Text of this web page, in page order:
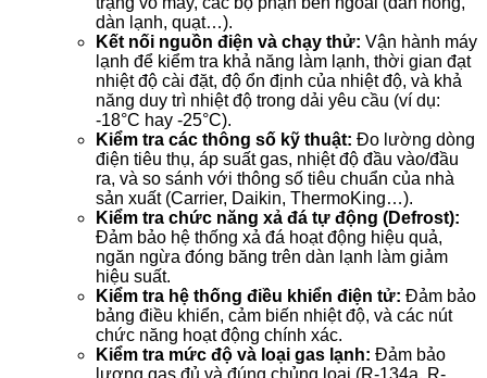
dàn lạnh, quạt…).
Kết nối nguồn điện và chạy thử: Vận hành máy
lạnh để kiểm tra khả năng làm lạnh, thời gian đạt
nhiệt độ cài đặt, độ ổn định của nhiệt độ, và khả
năng duy trì nhiệt độ trong dải yêu cầu (ví dụ:
-18°C hay -25°C).
Kiểm tra các thông số kỹ thuật: Đo lường dòng
điện tiêu thụ, áp suất gas, nhiệt độ đầu vào/đầu
ra, và so sánh với thông số tiêu chuẩn của nhà
sản xuất (Carrier, Daikin, ThermoKing…).
Kiểm tra chức năng xả đá tự động (Defrost):
Đảm bảo hệ thống xả đá hoạt động hiệu quả,
ngăn ngừa đóng băng trên dàn lạnh làm giảm
hiệu suất.
Kiểm tra hệ thống điều khiển điện tử: Đảm bảo
bảng điều khiển, cảm biến nhiệt độ, và các nút
chức năng hoạt động chính xác.
Kiểm tra mức độ và loại gas lạnh: Đảm bảo